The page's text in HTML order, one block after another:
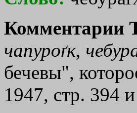
Комментарии
чапуроґк,
бечевы",
1947, стр. 394